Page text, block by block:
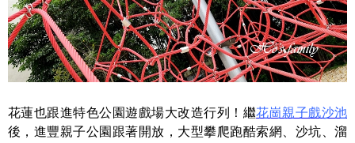
花蓮也跟進特色公園遊戲場大改造行列！繼花崗親子戲沙池
後，進豐親子公園跟著開放，大型攀爬跑酷索網、沙坑、溜